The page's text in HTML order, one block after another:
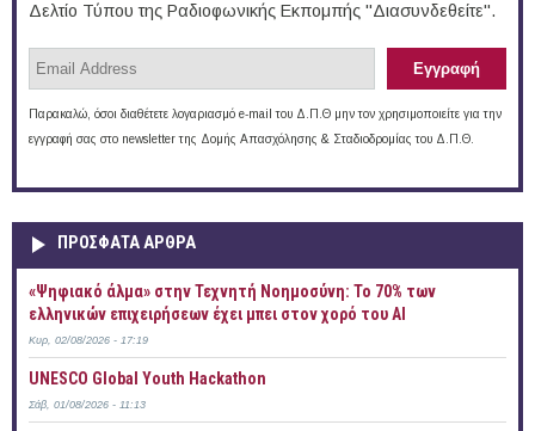
Δελτίο Τύπου της Ραδιοφωνικής Εκπομπής "Διασυνδεθείτε".
Παρακαλώ, όσοι διαθέτετε λογαριασμό e-mail του Δ.Π.Θ μην τον χρησιμοποιείτε για την
εγγραφή σας στο newsletter της Δομής Απασχόλησης & Σταδιοδρομίας του Δ.Π.Θ.
ΠΡOΣΦΑΤΑ AΡΘΡΑ
«Ψηφιακό άλμα» στην Τεχνητή Νοημοσύνη: Το 70% των
ελληνικών επιχειρήσεων έχει μπει στον χορό του AI
Κυρ, 02/08/2026 - 17:19
UNESCO Global Youth Hackathon
Σάβ, 01/08/2026 - 11:13